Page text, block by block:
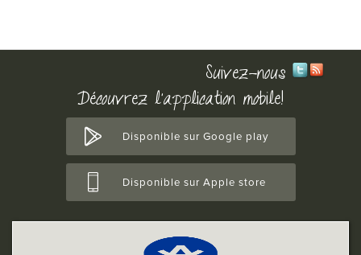
Suivez-nous
Découvrez l'application mobile!
Disponible sur Google play
Disponible sur Apple store